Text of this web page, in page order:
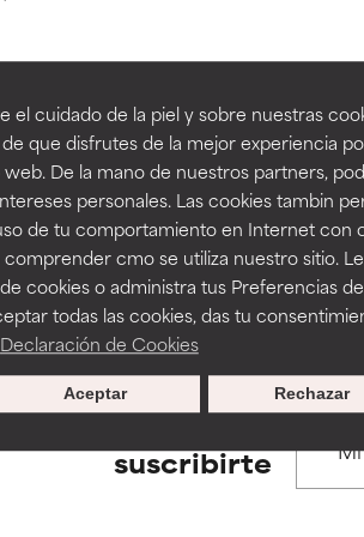
el cuidado de la piel y sobre nuestras
que disfrutes de la mejor experiencia
De la mano de nuestros partners,
personales. Las cookies tambin
de tu comportamiento en Internet con
cmo se utiliza nuestro sitio.
cookies o administra tus Preferencias de
todas las cookies, das tu
Declaración de Cookies
Rechazar
Aceptar
TO SEARCH
in this dictionary. Regulations
los de la categoría excelente, suelen ser
de una fórmula.
cuanto a su apariencia, estabilidad o
con suficiente respaldo científico.
se recomienda evitarlo por su
como irritación, inflamación o
o junto con otros
los de la categoría excelente, suelen ser
de una fórmula.
cuanto a su apariencia, estabilidad o
con suficiente respaldo científico.
se recomienda evitarlo por su
como irritación, inflamación o
o junto con otros
suscribirte